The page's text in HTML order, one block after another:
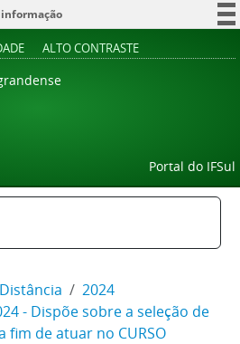
informação
ALTO CONTRASTE
Portal do IFSul
2024
- Dispõe sobre a seleção de
fim de atuar no CURSO